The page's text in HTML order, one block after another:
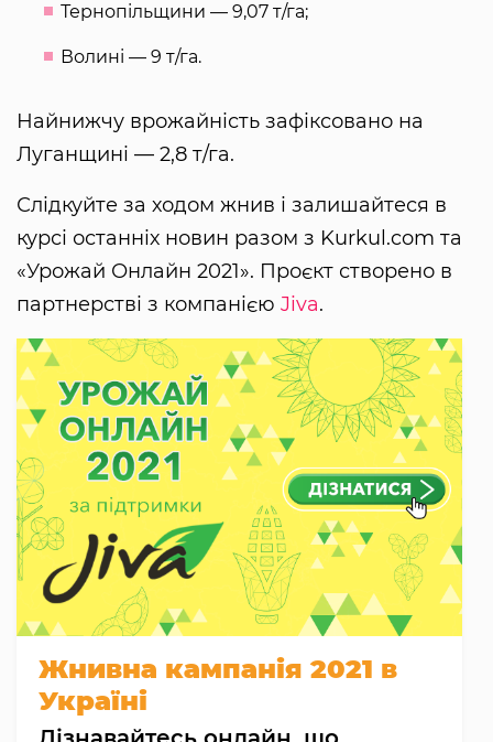
Тернопільщини — 9,07 т/га;
Волині — 9 т/га.
Найнижчу врожайність зафіксовано на
Луганщині — 2,8 т/га.
Слідкуйте за ходом жнив і залишайтеся в
курсі останніх новин разом з Kurkul.com та
«Урожай Онлайн 2021». Проєкт створено в
партнерстві з компанією Jiva.
Жнивна кампанія 2021 в
Україні